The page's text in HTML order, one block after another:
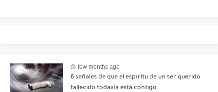
few months ago
6 señales de que el espíritu de un ser querido
fallecido todavía está contigo